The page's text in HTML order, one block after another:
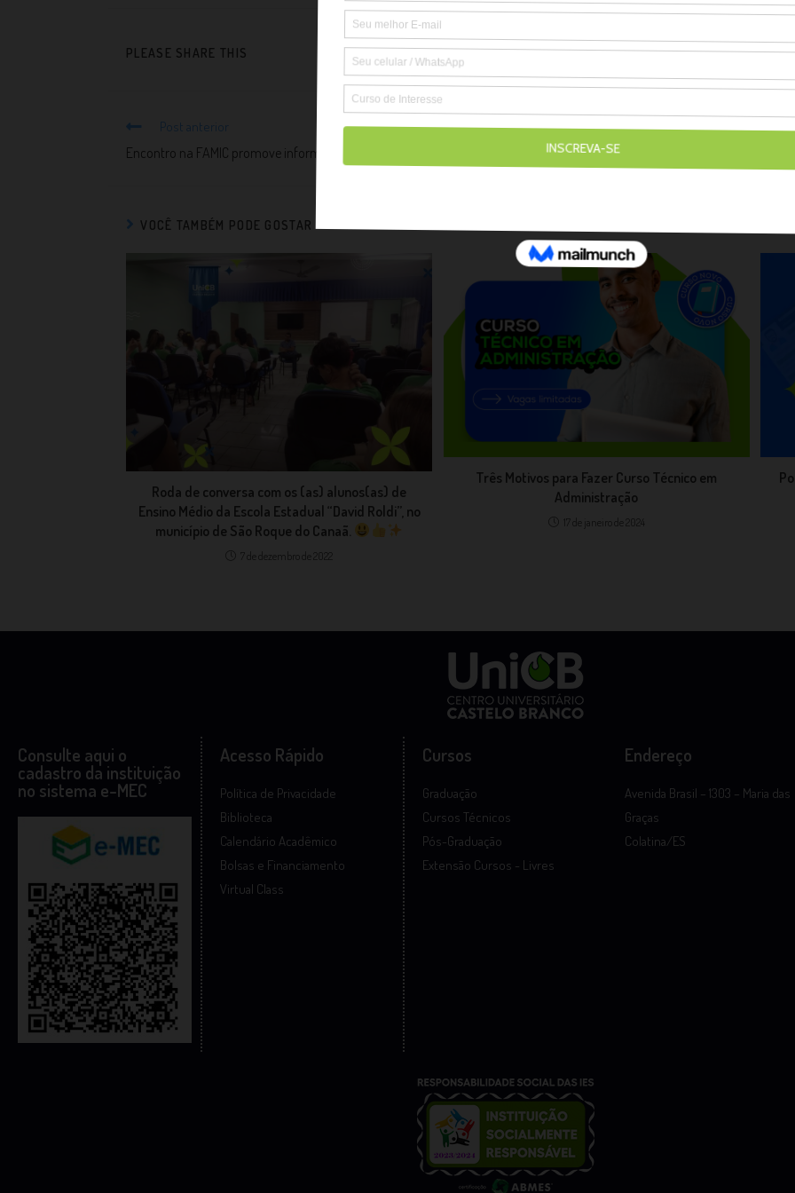
PLEASE SHARE THIS
Post anterior
Encontro na FAMIC promove informação e cidadania na terceira idade
VOCÊ TAMBÉM PODE GOSTAR
Roda de conversa com os (as) alunos(as) de
Ensino Médio da Escola Estadual “David Roldi”, no
município de São Roque do Canaã.
7 de dezembro de 2022
Três Motivos para Fazer Curso Técnico em
Administração
17 de janeiro de 2024
Consulte aqui o
cadastro da instituição
no sistema e-MEC
Acesso Rápido
Política de Privacidade
Biblioteca
Calendário Acadêmico
Bolsas e Financiamento
Virtual Class
Cursos
Graduação
Cursos Técnicos
Pós-Graduação
Extensão Cursos - Livres
Endereço
Avenida Brasil – 1303 – Maria das
Graças
Colatina/ES
Utilizamos cookies para melhorar sua experiência em nossos sites e
fornecer funcionalidade de redes sociais. Se desejar, você pode
desabilitá-los nas configurações de seu navegador.
Privacidade
Aceitar Todos